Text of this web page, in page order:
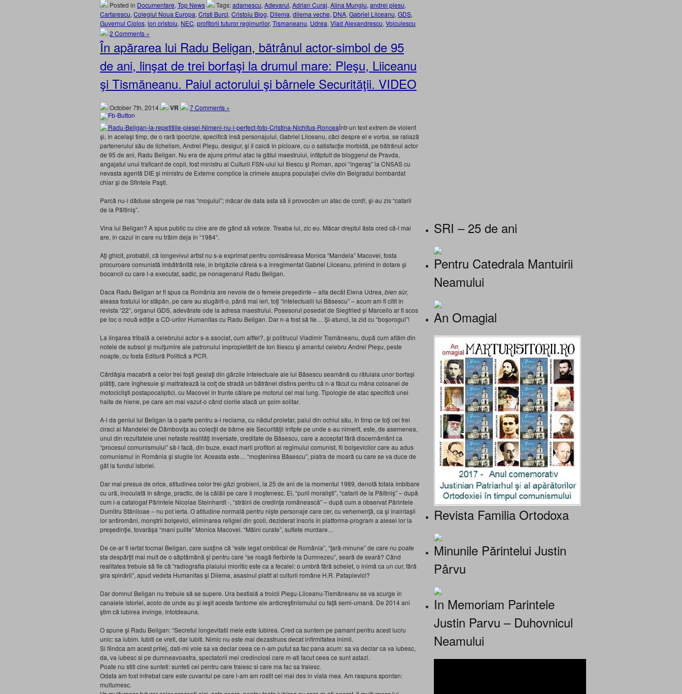
Posted in Documentare, Top News Tags:adamescu, Adevarul, Adrian Curaj, Alina Mungiu, andrei plesu,
Cartarescu, Colegiul Noua Europa, Cristi Burci, Cristoiu Blog, Dilema, dilema veche, DNA, Gabriel Liiceanu, GDS,
Guvernul Ciolos, ion cristoiu, NEC, profitorii tuturor regimurilor, Tismaneanu, Udrea, Vlad Alexandrescu, Voiculescu
2 Comments »
În apărarea lui Radu Beligan, bătrânul actor-simbol de 95
de ani, linşat de trei borfaşi la drumul mare: Pleşu, Liiceanu
şi Tismăneanu. Paiul actorului şi bârnele Securităţii. VIDEO
October 7th, 2014 VR 7 Comments »
Într-un text extrem de violent
şi, în acelaşi timp, de o rară ipocrizie, specifică însă personajului, Gabriel Liiceanu, căci despre el e vorba, se raliază
partenerului său de lichelism, Andrei Pleşu, desigur, şi îl calcă în picioare, cu o satisfacţie morbidă, pe bătrânul actor
de 95 de ani, Radu Beligan. Nu era de ajuns primul atac la gâtul maestrului, înfăptuit de bloggerul de Pravda,
angajatul unui traficant de copii, fost ministru al Culturii FSN-ului lui Iliescu şi Roman, apoi “îngeraş” la CNSAS cu
nevasta agentă DIE şi ministru de Externe complice la crimele asupra populaţiei civile din Belgradul bombardat
chiar şi de Sfintele Paşti.
Parcă nu-i dăduse sângele pe nas “moşului”; măcar de data asta să îi provocăm un atac de cord!, şi-au zis “catarii
de la Păltiniş”.
Vina lui Beligan? A spus public cu cine are de gând să voteze. Treaba lui, zic eu. Măcar dreptul ăsta cred că-l mai
are, în cazul în care nu trăim deja în “1984”.
Aţi ghicit, probabil, că longevivul artist nu s-a exprimat pentru comisăreasa Monica “Mandela” Macovei, fosta
procuroare comunistă îmbătrânită rele, în brigăzile căreia s-a înregimentat Gabriel Liiceanu, primind în dotare şi
bocancii cu care l-a executat, sadic, pe nonagenarul Radu Beligan.
Daca Radu Beligan ar fi spus ca România are nevoie de o femeie preşedinte – alta decât Elena Udrea, bien sûr,
aleasa fostului lor stăpân, pe care au slugărit-o, până mai ieri, toţi “intelectualii lui Băsescu”– acum am fi citit în
revista “22”, organul GDS, adevărate ode la adresa maestrului. Posesorul posedat de Siegfried şi Marcello ar fi scos
pe loc o nouă ediţie a CD-urilor Humanitas cu Radu Beligan. Dar n-a fost să fie… Şi-atunci, la zid cu “boşorogul”!
La linşarea tribală a celebrului actor s-a asociat, cum altfel?, şi politrucul Vladimir Tismăneanu, după cum aflăm din
notele de subsol şi mulţumire ale patronului împropietărit de Ion Iliescu şi amantul celebru Andrei Pleşu, peste
noapte, cu fosta Editură Politică a PCR.
Cârdăşia macabră a celor trei foşti gealaţi din gărzile intelectuale ale lui Băsescu seamănă cu răfuiala unor borfaşi
plătiţi, care înghesuie şi maltratează la colţ de stradă un bătrânel distins pentru că n-a făcut cu mâna coloanei de
motociclişti postapocaliptici, cu Macovei în frunte călare pe motorul cel mai lung. Tipologie de atac specifică unei
haite de hiene, pe care am mai vazut-o când ciorile atacă un şoim solitar.
A-i da geniul lui Beligan la o parte pentru a-i reclama, cu năduf proletar, paiul din ochiul său, în timp ce toţi cei trei
ciraci ai Mandelei de Dâmboviţa au colecţii de bârne ale Securităţii înfipte pe unde s-au nimerit, este, de asemenea,
unul din rezultatele unei nefaste realităţi inversate, creditate de Băsescu, care a acceptat fără discernământ ca
“procesul comunismului” să-l facă, din buze, exact marii profitori ai regimului comunist, fii bolşevicilor care au adus
comunismul în România şi slugile lor. Aceasta este… “moştenirea Băsescu”, piatra de moară cu care se va duce de
gât la fundul istoriei.
Dar mai presus de orice, atitudinea celor trei gâzi grobieni, la 25 de ani de la momentul 1989, denotă totala îmbibare
cu ură, inoculată în sânge, practic, de la călăii pe care îi moştenesc. Ei, “purii moralişti”, “catarii de la Păltiniş” – după
cum i-a catalogat Părintele Nicolae Steinhardt -, “străini de credinţa românească” – după cum a observat Părintele
Dumitru Stăniloae – nu pot ierta. O atitudine normală pentru nişte personaje care cer, cu vehemenţă, ca şi înaintaşii
lor antiromâni, monştrii bolşevici, eliminarea religiei din şcoli, deziderat înscris în platforma-program a alesei lor la
preşedinţie, tovarăşa “mani pulite” Monica Macovei. “Mâini curate”, suflete murdare…
De ce-ar fi iertat tocmai Beligan, care susţine că “este legat ombilical de România”, “ţară-minune” de care nu poate
sta despărţit mai mult de o săptămână şi pentru care “se roagă fierbinte la Dumnezeu”, seară de seară? Când
realitatea trebuie să fie că “radiografia plaiului mioritic este ca a fecalei: o umbră fără schelet, o inimă ca un cur, fără
şira spinării”, apud vedeta Humanitas şi Dilema, asasinul platit al culturii române H.R. Patapievici?
Dar domnul Beligan nu trebuie să se supere. Ura bestială a troicii Pleşu-Liiceanu-Tismăneanu se va scurge în
canalele istoriei, acolo de unde au şi ieşit aceste fantome ale anticreştinismului cu faţă semi-umană. De 2014 ani
ştim că iubirea învinge, întotdeauna.
O spune şi Radu Beligan: “Secretul longevitatii mele este Iubirea. Cred ca suntem pe pamant pentru acest lucru
unic: sa iubim. Iubiti ce vreti, dar iubiti. Nimic nu este mai dezastruos decat infirmitatea inimii.
Si fiindca am acest prilej, dati-mi voie sa va declar ceea ce n-am putut sa fac pana acum: sa va declar ca va iubesc,
da, va iubesc si pe dumneavoastra, spectatorii mei credinciosi care m-ati facut ceea ce sunt astazi.
Poate nu stiti cine sunteti: sunteti cei pentru care traiesc si care ma fac sa traiesc.
Odata am fost intrebat care este cuvantul pe care l-am am rostit cel mai des in viata mea. Am raspuns spontan:
multumesc.
SRI – 25 de ani
Pentru Catedrala Mantuirii
Neamului
An Omagial
Revista Familia Ortodoxa
Minunile Părintelui Justin
Pârvu
In Memoriam Parintele
Justin Parvu – Duhovnicul
Neamului